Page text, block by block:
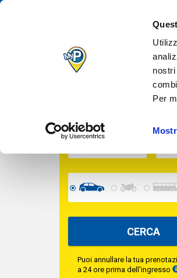
Per
TROVA IL TUO PARCHEGGIO
USCITA
CERCA
Puoi annullare la tua
a 24 ore prima dell'ingresso